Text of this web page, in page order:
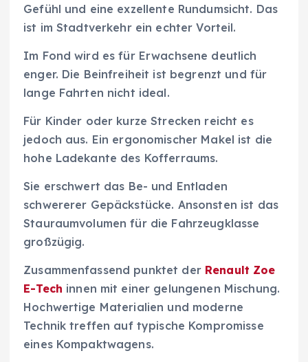
Gefühl und eine exzellente Rundumsicht. Das
ist im Stadtverkehr ein echter Vorteil.
Im Fond wird es für Erwachsene deutlich
enger. Die Beinfreiheit ist begrenzt und für
lange Fahrten nicht ideal.
Für Kinder oder kurze Strecken reicht es
jedoch aus. Ein ergonomischer Makel ist die
hohe Ladekante des Kofferraums.
Sie erschwert das Be- und Entladen
schwererer Gepäckstücke. Ansonsten ist das
Stauraumvolumen für die Fahrzeugklasse
großzügig.
Zusammenfassend punktet der Renault Zoe
E-Tech innen mit einer gelungenen Mischung.
Hochwertige Materialien und moderne
Technik treffen auf typische Kompromisse
eines Kompaktwagens.